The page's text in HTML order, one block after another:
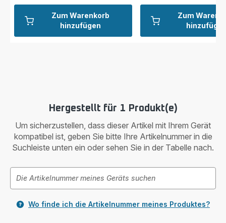
Zum Warenkorb
hinzufügen
Zum
Hergestellt für 1 Produkt(e)
Um sicherzustellen, dass dieser Artikel mit Ihrem Gerät
kompatibel ist, geben Sie bitte Ihre Artikelnummer in die
Suchleiste unten ein oder sehen Sie in der Tabelle nach.
Wo finde ich die Artikelnummer meines Produktes?